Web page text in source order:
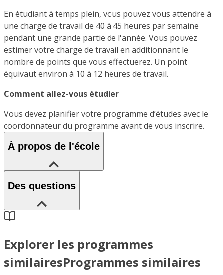
En étudiant à temps plein, vous pouvez vous attendre à
une charge de travail de 40 à 45 heures par semaine
pendant une grande partie de l'année. Vous pouvez
estimer votre charge de travail en additionnant le
nombre de points que vous effectuerez. Un point
équivaut environ à 10 à 12 heures de travail.
Comment allez-vous étudier
Vous devez planifier votre programme d’études avec le
coordonnateur du programme avant de vous inscrire.
À propos de l'école
Des questions
Explorer les programmes
similairesProgrammes similaires